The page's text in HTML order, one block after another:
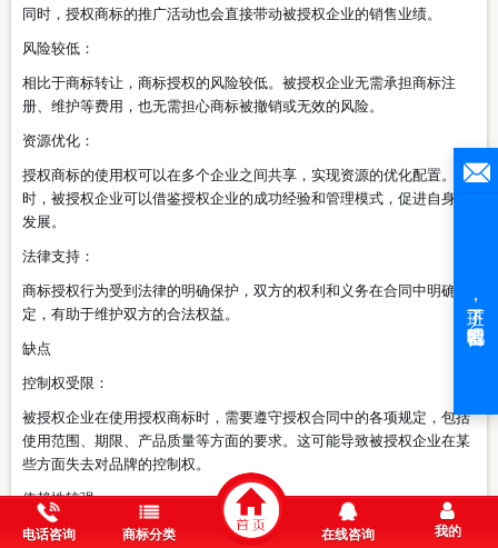
同时，授权商标的推广活动也会直接带动被授权企业的销售业绩。
风险较低：
相比于商标转让，商标授权的风险较低。被授权企业无需承担商标注
册、维护等费用，也无需担心商标被撤销或无效的风险。
资源优化：
授权商标的使用权可以在多个企业之间共享，实现资源的优化配置。同
时，被授权企业可以借鉴授权企业的成功经验和管理模式，促进自身的
发展。
法律支持：
商标授权行为受到法律的明确保护，双方的权利和义务在合同中明确约
定，有助于维护双方的合法权益。
缺点
控制权受限：
被授权企业在使用授权商标时，需要遵守授权合同中的各项规定，包括
使用范围、期限、产品质量等方面的要求。这可能导致被授权企业在某
些方面失去对品牌的控制权。
依赖性较强：
被授权企业的业绩和市场表现往往与授权商标的知名度和市场认可度密
电话咨询 商标分类 在线咨询 我的